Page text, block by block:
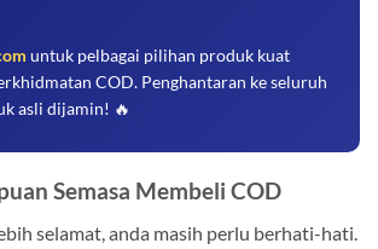
untuk pelbagai pilihan produk kuat
COD. Penghantaran ke seluruh
asli dijamin! 🔥
Semasa Membeli COD
selamat, anda masih perlu berhati-hati.